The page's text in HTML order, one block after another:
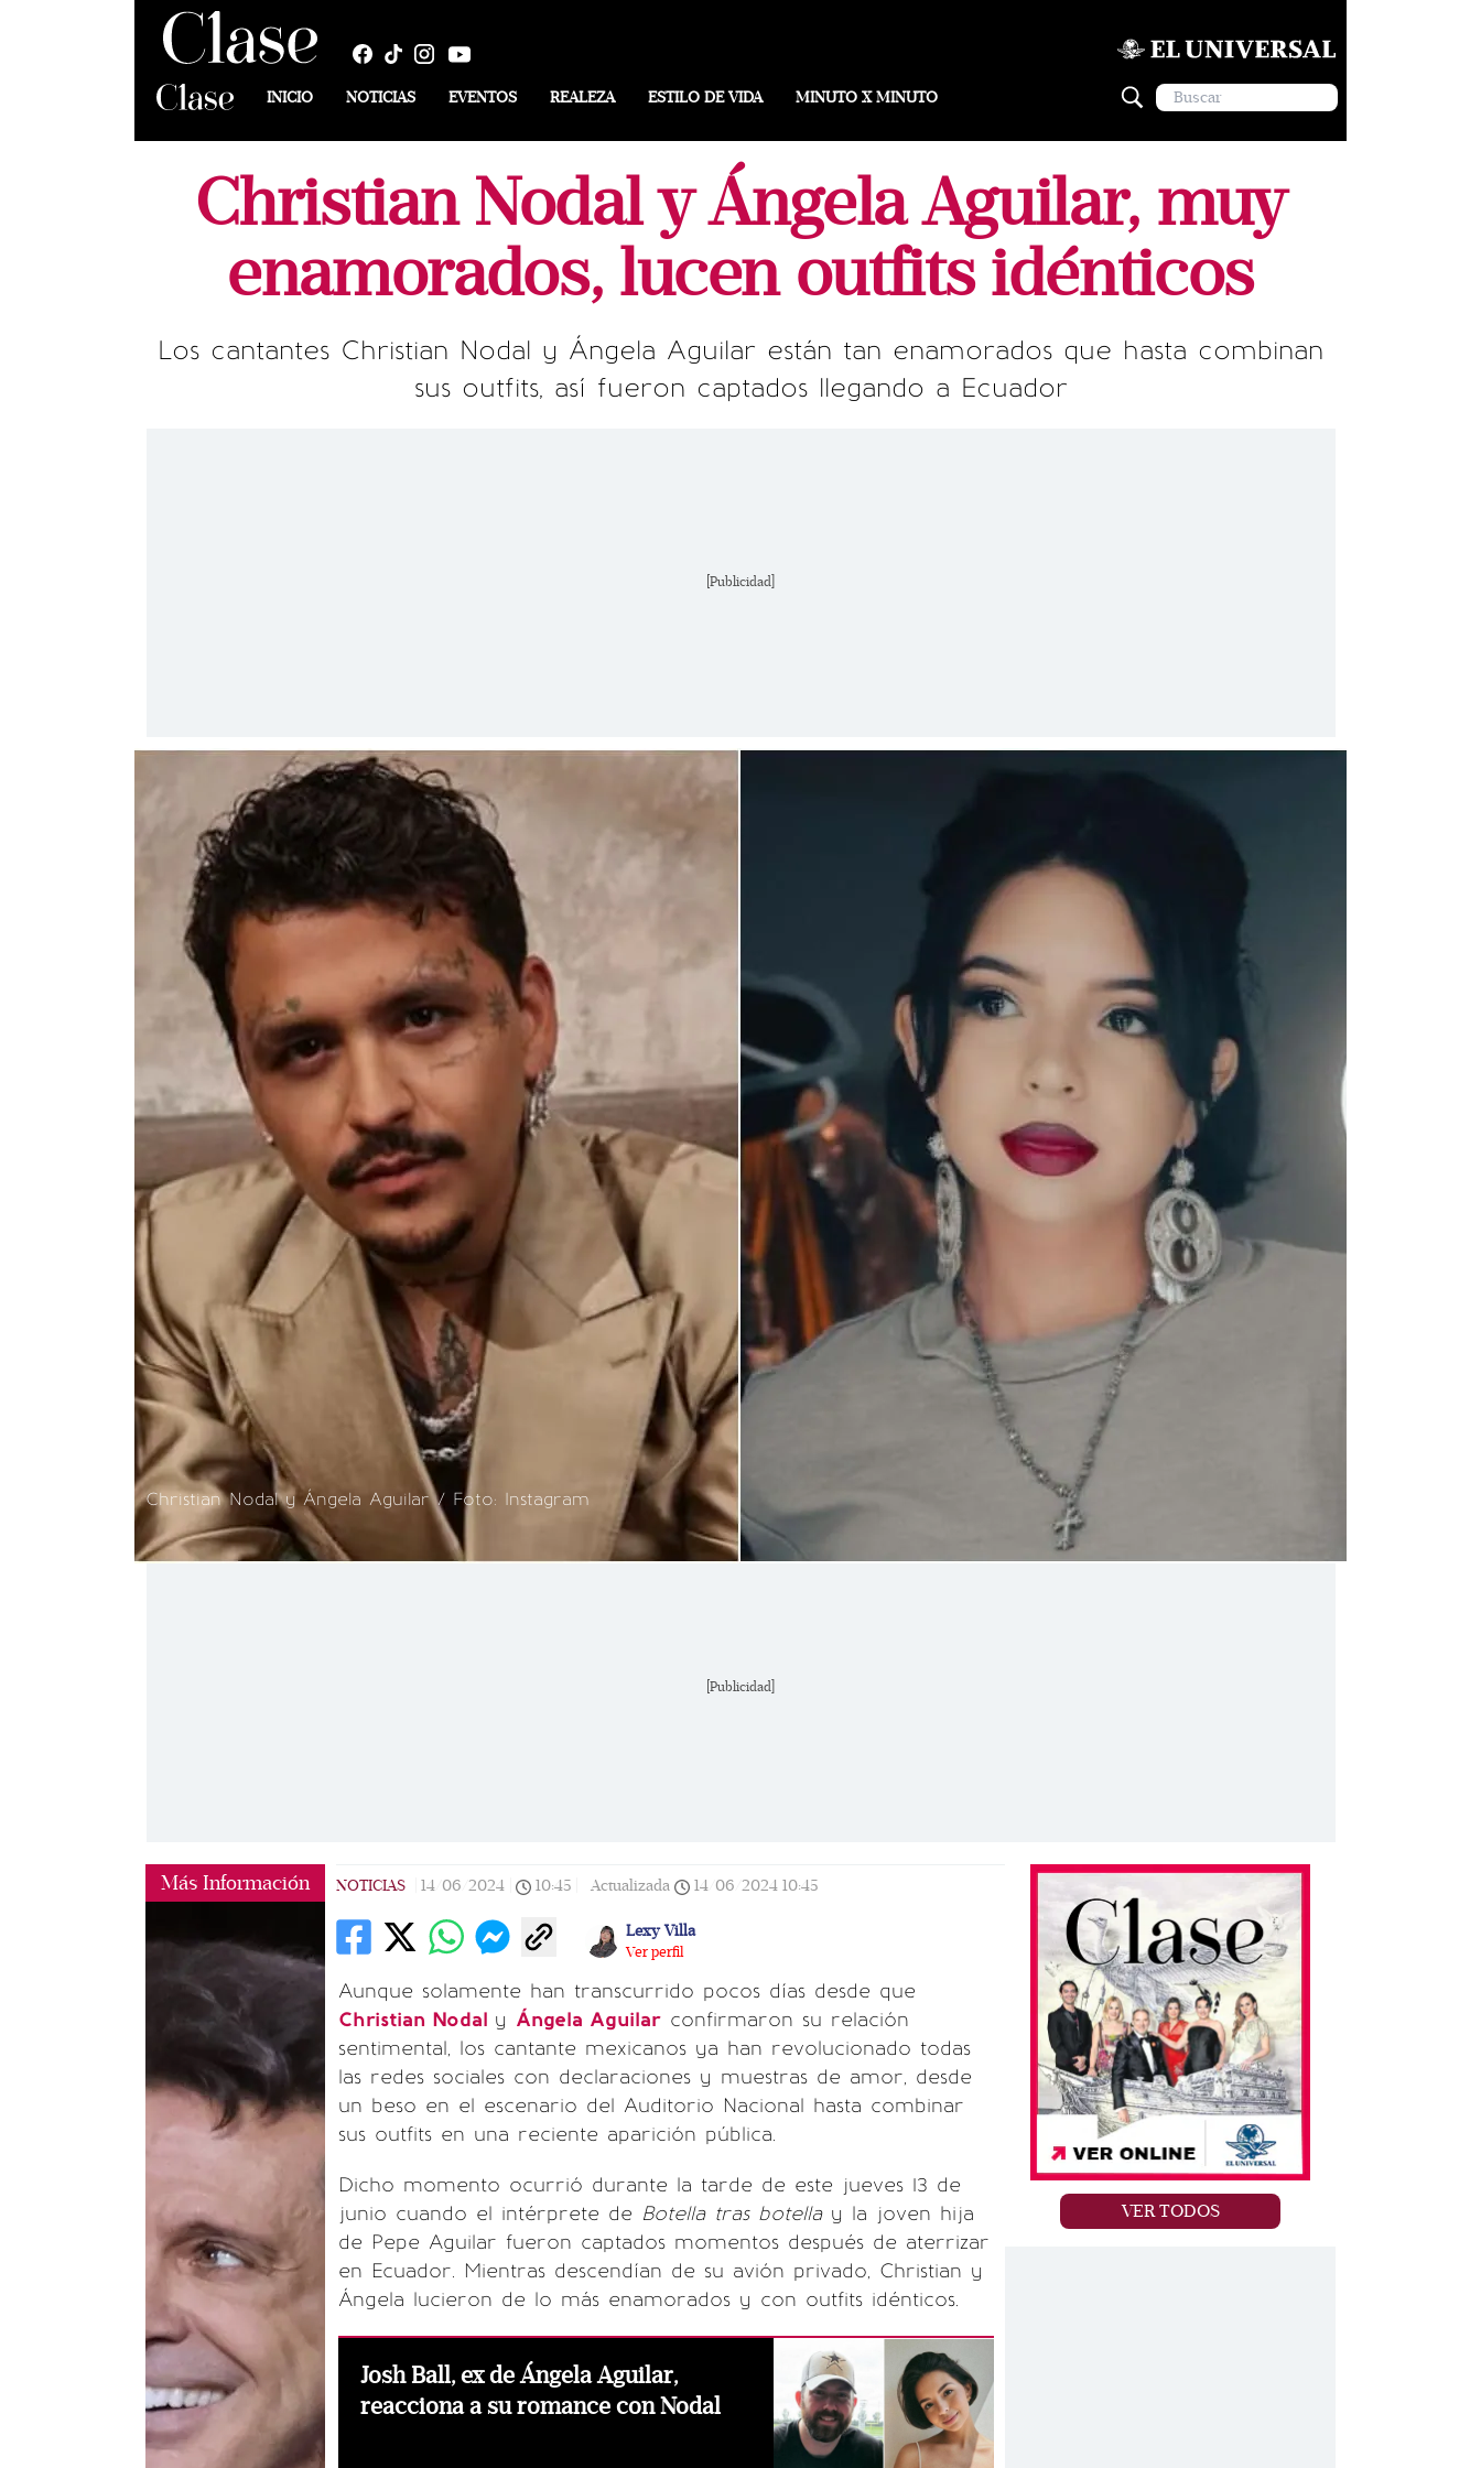
INICIO NOTICIAS EVENTOS REALEZA ESTILO DE VIDA MINUTO X MINUTO
Christian Nodal y Ángela Aguilar, muy
enamorados, lucen outfits idénticos
Los cantantes Christian Nodal y Ángela Aguilar están tan enamorados que hasta combinan
sus outfits, así fueron captados llegando a Ecuador
[Publicidad]
Christian Nodal y Ángela Aguilar / Foto: Instagram
[Publicidad]
Más Información NOTICIAS 14/06/2024 10:45 Actualizada 14/06/2024 10:45
Lexy Villa
Ver perfil
Aunque solamente han transcurrido pocos días desde que
Christian Nodal y Ángela Aguilar confirmaron su relación
sentimental, los cantante mexicanos ya han revolucionado todas
las redes sociales con declaraciones y muestras de amor, desde
un beso en el escenario del Auditorio Nacional hasta combinar
sus outfits en una reciente aparición pública.
Dicho momento ocurrió durante la tarde de este jueves 13 de
junio cuando el intérprete de Botella tras botellay la joven hija
de Pepe Aguilar fueron captados momentos después de aterrizar
en Ecuador. Mientras descendían de su avión privado, Christian y
Ángela lucieron de lo más enamorados y con outfits idénticos.
Josh Ball, ex de Ángela Aguilar,
reacciona a su romance con Nodal
VER TODOS